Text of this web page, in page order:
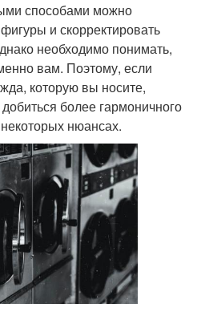
способами можно
и скорректировать
необходимо понимать,
вам. Поэтому, если
которую вы носите,
более гармоничного
нюансах.